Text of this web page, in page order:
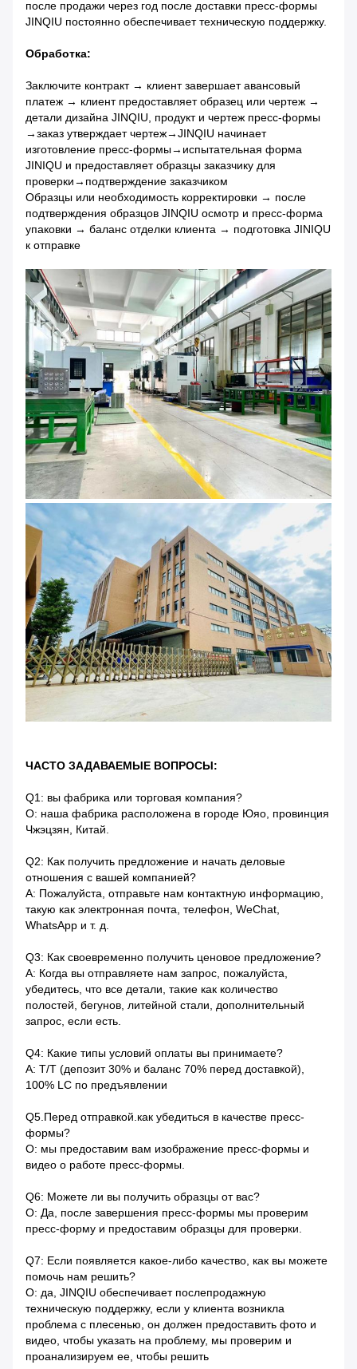
после продажи через год после доставки пресс-формы
JINQIU постоянно обеспечивает техническую поддержку.
Обработка:
Заключите контракт → клиент завершает авансовый
платеж → клиент предоставляет образец или чертеж →
детали дизайна JINQIU, продукт и чертеж пресс-формы
→заказ утверждает чертеж→JINQIU начинает
изготовление пресс-формы→испытательная форма
JINIQU и предоставляет образцы заказчику для
проверки→подтверждение заказчиком
Образцы или необходимость корректировки → после
подтверждения образцов JINQIU осмотр и пресс-форма
упаковки → баланс отделки клиента → подготовка JINIQU
к отправке
ЧАСТО ЗАДАВАЕМЫЕ ВОПРОСЫ:
Q1: вы фабрика или торговая компания?
О: наша фабрика расположена в городе Юяо, провинция
Чжэцзян, Китай.
Q2: Как получить предложение и начать деловые
отношения с вашей компанией?
A: Пожалуйста, отправьте нам контактную информацию,
такую ​​как электронная почта, телефон, WeChat,
WhatsApp и т. д.
Q3: Как своевременно получить ценовое предложение?
A: Когда вы отправляете нам запрос, пожалуйста,
убедитесь, что все детали, такие как количество
полостей, бегунов, литейной стали, дополнительный
запрос, если есть.
Q4: Какие типы условий оплаты вы принимаете?
A: T/T (депозит 30% и баланс 70% перед доставкой),
100% LC по предъявлении
Q5.Перед отправкой.как убедиться в качестве пресс-
формы?
О: мы предоставим вам изображение пресс-формы и
видео о работе пресс-формы.
Q6: Можете ли вы получить образцы от вас?
О: Да, после завершения пресс-формы мы проверим
пресс-форму и предоставим образцы для проверки.
Q7: Если появляется какое-либо качество, как вы можете
помочь нам решить?
О: да, JINQIU обеспечивает послепродажную
техническую поддержку, если у клиента возникла
проблема с плесенью, он должен предоставить фото и
видео, чтобы указать на проблему, мы проверим и
проанализируем ее, чтобы решить